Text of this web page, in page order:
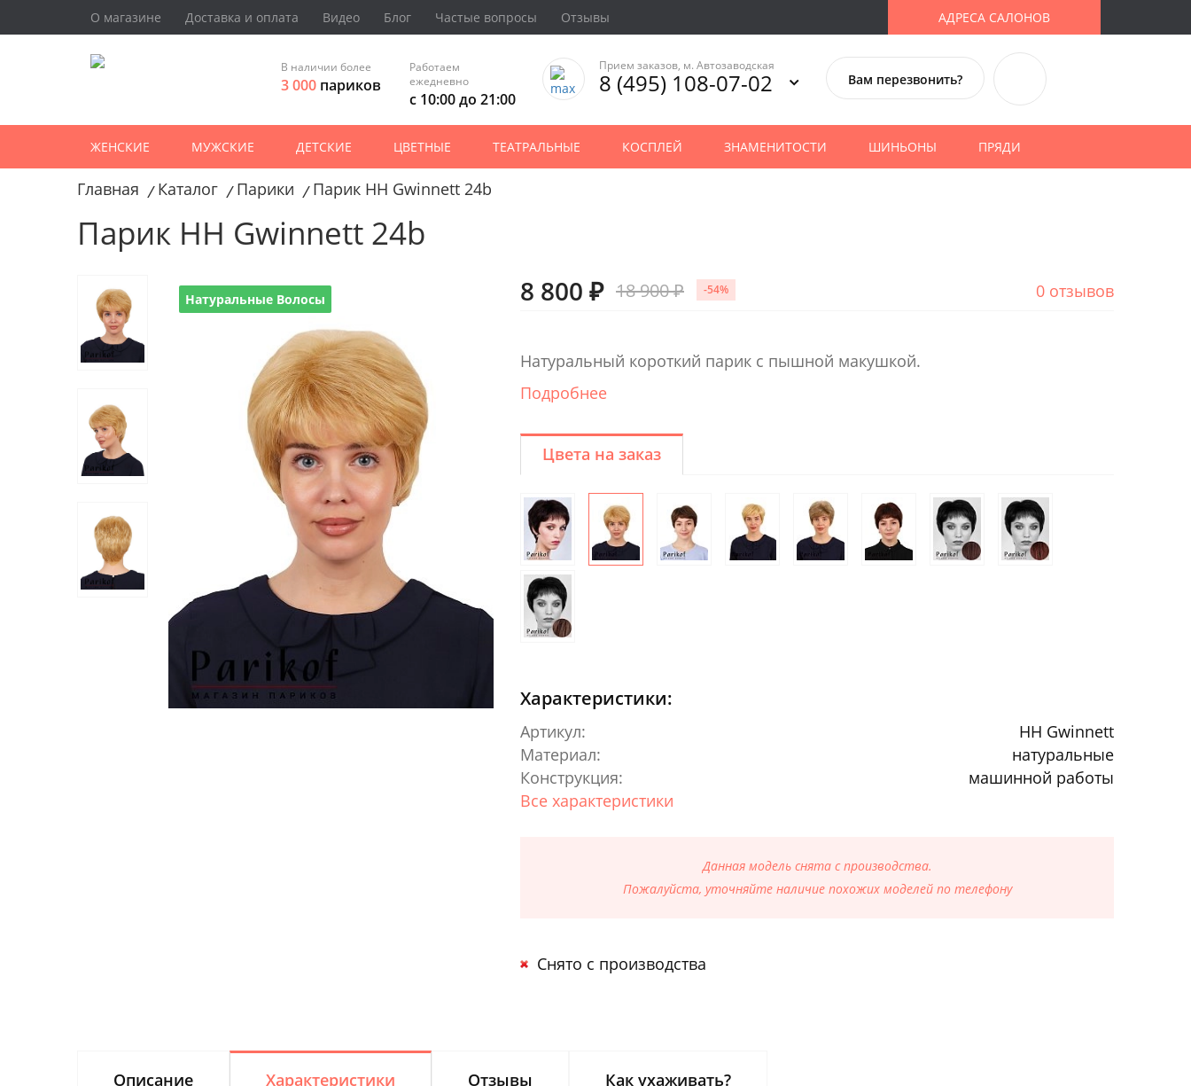
О магазине Доставка и оплата Видео Блог Частые вопросы Отзывы АДРЕСА САЛОНОВ
В наличии более
3 000 париков
Работаем
ежедневно
с 10:00 до 21:00
Прием заказов, м. Автозаводская
8 (495) 108-07-02 Вам перезвонить?
ЖЕНСКИЕ МУЖСКИЕ ДЕТСКИЕ ЦВЕТНЫЕ ТЕАТРАЛЬНЫЕ КОСПЛЕЙ ЗНАМЕНИТОСТИ ШИНЬОНЫ ПРЯДИ
Главная / Каталог / Парики / Парик HH Gwinnett 24b
Парик HH Gwinnett 24b
Натуральные Волосы 8 800 ₽ 18 900 ₽ -54% 0 отзывов
Натуральный короткий парик с пышной макушкой.
Подробнее
Цвета на заказ
Характеристики:
Артикул:
HH Gwinnett
Материал:
натуральные
Конструкция:
машинной работы
Все характеристики
Данная модель снята с производства.
Пожалуйста, уточняйте наличие похожих моделей по телефону
Снято с производства
Описание Характеристики Отзывы Как ухаживать?